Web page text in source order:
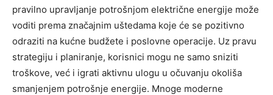
pravilno upravljanje potrošnjom električne energije može
voditi prema značajnim uštedama koje će se pozitivno
odraziti na kućne budžete i poslovne operacije. Uz pravu
strategiju i planiranje, korisnici mogu ne samo sniziti
troškove, već i igrati aktivnu ulogu u očuvanju okoliša
smanjenjem potrošnje energije. Mnoge moderne